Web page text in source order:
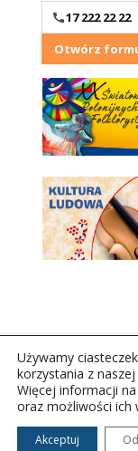
17 222 22 22
Otwórz
Copyright ©
Wszelkie prawa
Używamy
korzystania z
Więcej informacji
oraz możliwości ich
Akceptuj